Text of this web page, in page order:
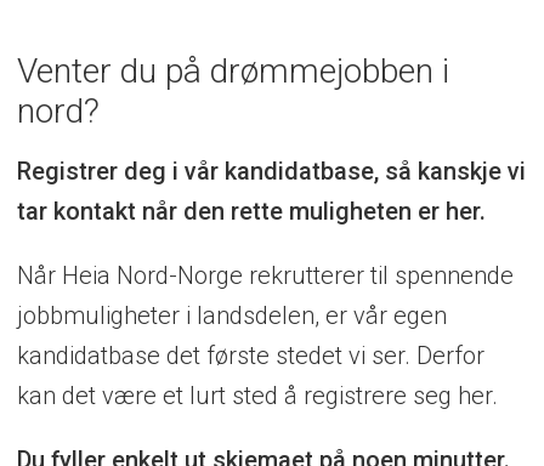
deg
vår
kandidatbase
Venter du på drømmejobben i
nord?
Registrer deg i vår kandidatbase, så kanskje vi
tar kontakt når den rette muligheten er her.
Når Heia Nord-Norge rekrutterer til spennende
jobbmuligheter i landsdelen, er vår egen
kandidatbase det første stedet vi ser. Derfor
kan det være et lurt sted å registrere seg her.
Du fyller enkelt ut skjemaet på noen minutter.